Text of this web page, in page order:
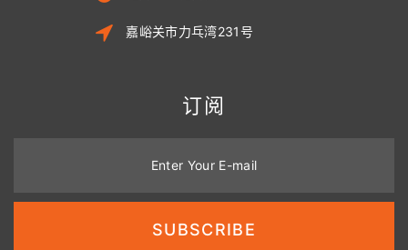
嘉峪关市力乓湾231号
订阅
Enter Your E-mail
SUBSCRIBE